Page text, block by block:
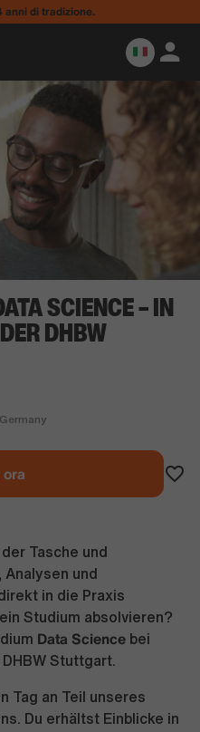
anni di tradizione.
SCIENCE – IN
DHBW
Tasche und
und
in die Praxis
Studium absolvieren?
Data Science bei
Stuttgart.
Tag an Teil unseres
Du erhältst Einblicke in